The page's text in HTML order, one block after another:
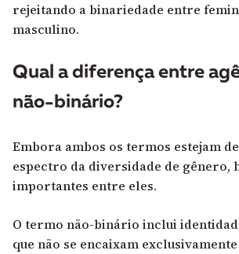
rejeitando a binariedade entre
masculino.
Qual a diferença entre
não-binário?
Embora ambos os termos estejam
espectro da diversidade de gênero,
importantes entre eles.
O termo não-binário inclui
que não se encaixam